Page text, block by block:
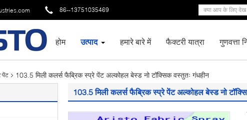
86--13751035469
होम उत्पाद हमारे बारे में फैक्टरी यात्रा गुणवत्ता
पेंट 103.5 मिली कलर्स फैब्रिक स्प्रे पेंट अल्कोहल बेस्ड नो टॉक्सिक वस्तुतः गंधहीन
103.5 मिली कलर्स फैब्रिक स्प्रे पेंट अल्कोहल बेस्ड नो